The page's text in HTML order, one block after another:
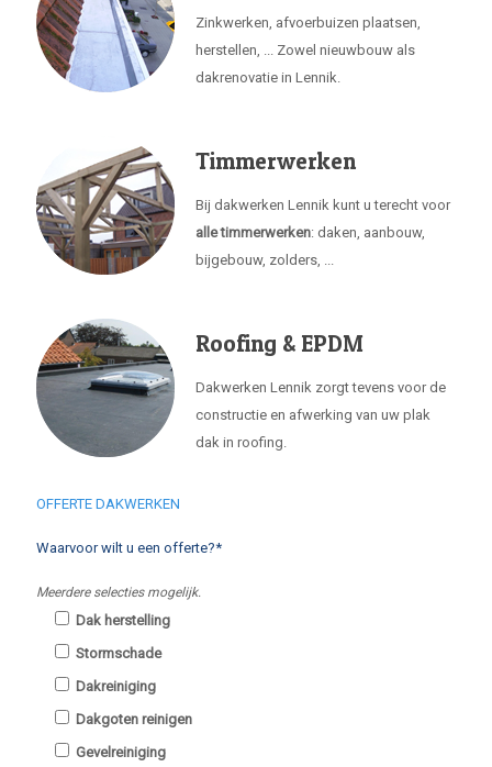
Zinkwerken, afvoerbuizen plaatsen,
herstellen, ... Zowel nieuwbouw als
dakrenovatie in Lennik.
Timmerwerken
Bij dakwerken Lennik kunt u terecht voor
alle timmerwerken: daken, aanbouw,
bijgebouw, zolders, ...
Roofing & EPDM
Dakwerken Lennik zorgt tevens voor de
constructie en afwerking van uw plak
dak in roofing.
OFFERTE DAKWERKEN
Waarvoor wilt u een offerte?*
Meerdere selecties mogelijk.
Dak herstelling
Stormschade
Dakreiniging
Dakgoten reinigen
Gevelreiniging